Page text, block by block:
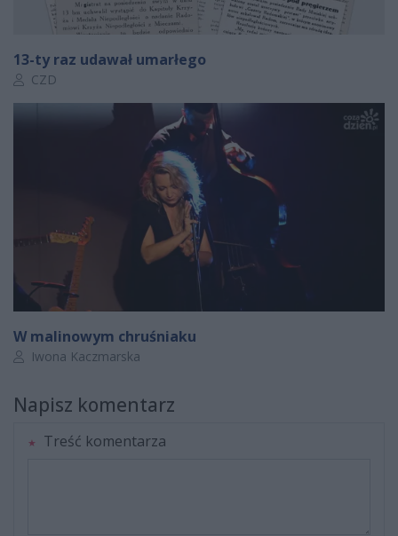
13-ty raz udawał umarłego
Autor artykułu:
CZD
W malinowym chruśniaku
Autor artykułu:
Iwona Kaczmarska
Napisz komentarz
Treść komentarza